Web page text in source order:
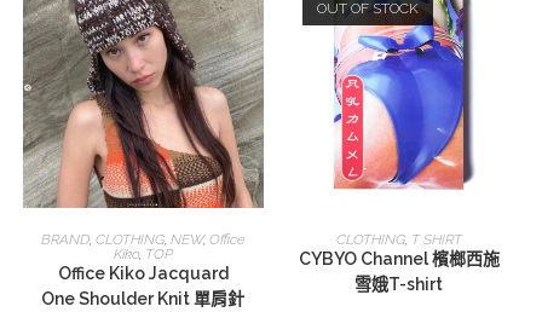
加入購物車
BRAND ,CLOTHING ,NEW,Office
Kiko, TOP
Office Kiko Jacquard
One Shoulder Knit 單肩針
OUT OF STOCK
選擇規格
CLOTHING, T SHIRT
CYBYO Channel 檳榔西施
雪娥T-shirt